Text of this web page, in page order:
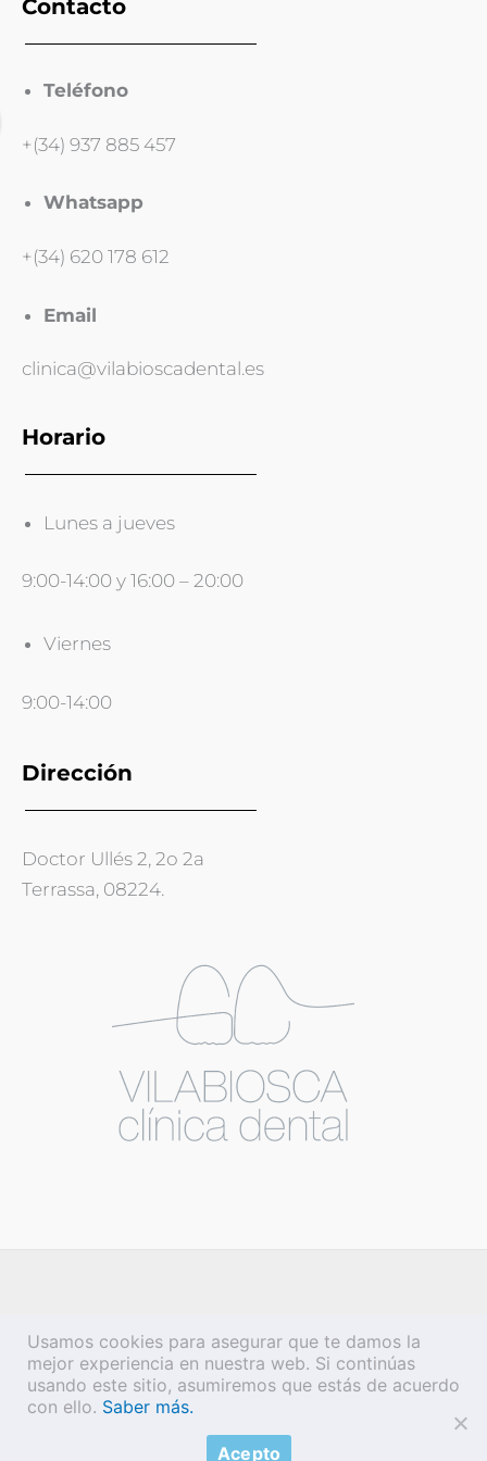
Contacto
Teléfono
+(34) 937 885 457
Whatsapp
+(34) 620 178 612
Email
clinica@vilabioscadental.es
Horario
Lunes a jueves
9:00-14:00 y 16:00 – 20:00
Viernes
9:00-14:00
Dirección
Doctor Ullés 2, 2o 2a
Terrassa, 08224.
Usamos cookies para asegurar que te damos la
mejor experiencia en nuestra web. Si continúas
usando este sitio, asumiremos que estás de acuerdo
con ello. Saber más.
Acepto